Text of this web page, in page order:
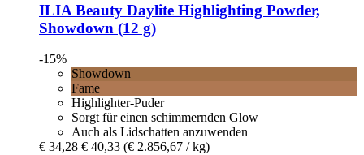
ILIA Beauty Daylite Highlighting Powder,
Showdown (12 g)
-15%
Showdown
Fame
Highlighter-Puder
Sorgt für einen schimmernden Glow
Auch als Lidschatten anzuwenden
€ 34,28 € 40,33 (€ 2.856,67 / kg)